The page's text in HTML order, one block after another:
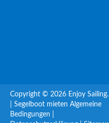
Copyright © 2026 Enjoy Sailing.
Segelboot mieten Algemeine
Bedingungen